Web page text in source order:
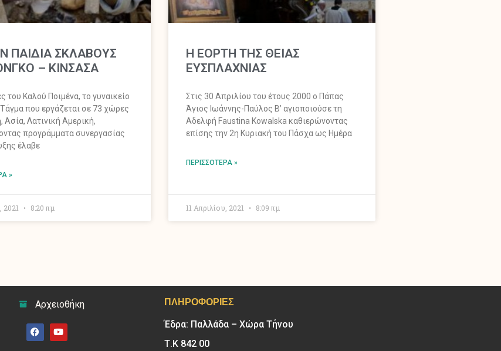
ΠΑΙΔΙΑ ΣΚΛΑΒΟΥΣ
– ΚΙΝΣΑΣΑ
του Καλού Ποιμένα, το γυναικείο
που εργάζεται σε 73 χώρες
Ασία, Λατινική Αμερική,
προγράμματα συνεργασίας
έλαβε
»
2021 8:20 πμ
Η ΕΟΡΤΗ ΤΗΣ ΘΕΙΑΣ
ΕΥΣΠΛΑΧΝΙΑΣ
Στις 30 Απριλίου του έτους 2000 ο Πάπας
Άγιος Ιωάννης-Παύλος Β’ αγιοποιούσε τη
Αδελφή Faustina Kowalska καθιερώνοντας
επίσης την 2η Κυριακή του Πάσχα ως Ημέρα
ΠΕΡΙΣΣΌΤΕΡΑ »
11 Απριλίου, 2021 8:09 πμ
Αρχειοθήκη
ΠΛΗΡΟΦΟΡΊΕΣ
Έδρα: Παλλάδα – Χώρα Τήνου
Τ.Κ 842 00